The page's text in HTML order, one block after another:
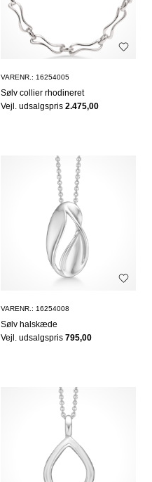
VARENR.: 16254005
Sølv collier rhodineret
Vejl. udsalgspris2.475,00
VARENR.: 16254008
Sølv halskæde
Vejl. udsalgspris795,00